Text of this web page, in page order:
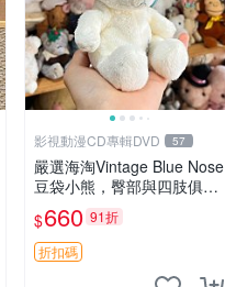
影視動漫CD專輯DVD 57
嚴選海淘Vintage Blue Nose
豆袋小熊，臀部與四肢俱
全，坐高11公分，附原盒與
吊牌收藏。藍鼻子小熊，值
得擁有 玩具 憶熊
$660 91折
折扣碼